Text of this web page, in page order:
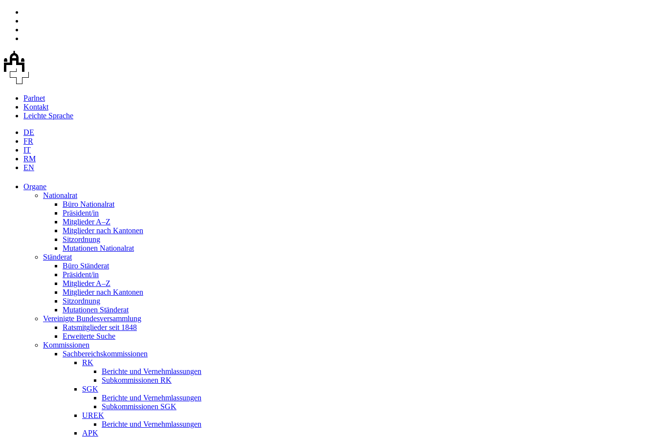
Parlnet
Kontakt
Leichte Sprache
DE
FR
IT
RM
EN
Organe
Nationalrat
Büro Nationalrat
Präsident/in
Mitglieder A–Z
Mitglieder nach Kantonen
Sitzordnung
Mutationen Nationalrat
Ständerat
Büro Ständerat
Präsident/in
Mitglieder A–Z
Mitglieder nach Kantonen
Sitzordnung
Mutationen Ständerat
Vereinigte Bundesversammlung
Ratsmitglieder seit 1848
Erweiterte Suche
Kommissionen
Sachbereichskommissionen
RK
Berichte und Vernehmlassungen
Subkommissionen RK
SGK
Berichte und Vernehmlassungen
Subkommissionen SGK
UREK
Berichte und Vernehmlassungen
APK